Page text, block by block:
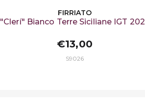
FIRRIATO
"Clerí" Bianco Terre Siciliane IGT
€13,00
S9026